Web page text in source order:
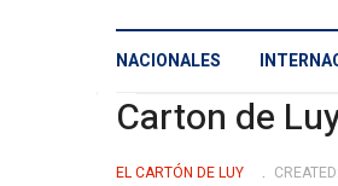
NACIONALES
Carton de
EL CARTÓN DE LUY